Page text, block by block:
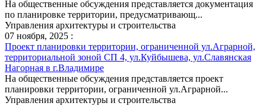
На общественные обсуждения представляется документация
по планировке территории, предусматривающ...
Управления архитектуры и строительства
07 ноября, 2025 :
Проект планировки территории, ограниченной ул.Аграрной,
территориальной зоной СП 4, ул.Куйбышева, ул.Славянская
Нагорная в г.Владимире
На общественные обсуждения представляется проект
планировки территории, ограниченной ул.Аграрной...
Управления архитектуры и строительства